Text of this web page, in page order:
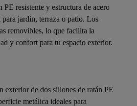
PE resistente y estructura de acero
jardín, terraza o patio. Los
removibles, lo que facilita la
y confort para tu espacio exterior.
exterior de dos sillones de ratán PE
metálica ideales para